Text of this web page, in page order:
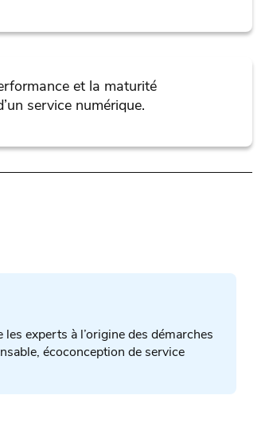
et la maturité
service numérique.
experts à l’origine des démarches
écoconception de service